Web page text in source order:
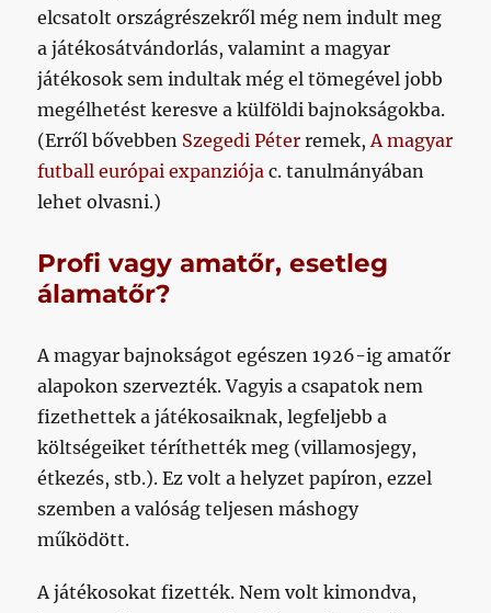
elcsatolt országrészekről még nem indult meg
a játékosátvándorlás, valamint a magyar
játékosok sem indultak még el tömegével jobb
megélhetést keresve a külföldi bajnokságokba.
(Erről bővebben Szegedi Péter remek,A magyar
futball európai expanziója c. tanulmányában
lehet olvasni.)
Profi vagy amatőr, esetleg
álamatőr?
A magyar bajnokságot egészen 1926-ig amatőr
alapokon szervezték. Vagyis a csapatok nem
fizethettek a játékosaiknak, legfeljebb a
költségeiket téríthették meg (villamosjegy,
étkezés, stb.). Ez volt a helyzet papíron, ezzel
szemben a valóság teljesen máshogy
működött.
A játékosokat fizették. Nem volt kimondva,